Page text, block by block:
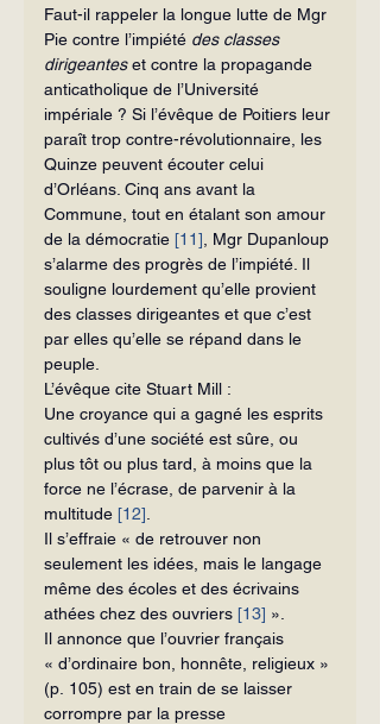
Faut-il rappeler la longue lutte de Mgr
Pie contre l’impiété des classes
dirigeantes et contre la propagande
anticatholique de l’Université
impériale ? Si l’évêque de Poitiers leur
paraît trop contre-révolutionnaire, les
Quinze peuvent écouter celui
d’Orléans. Cinq ans avant la
Commune, tout en étalant son amour
de la démocratie [11] , Mgr Dupanloup
s’alarme des progrès de l’impiété. Il
souligne lourdement qu’elle provient
des classes dirigeantes et que c’est
par elles qu’elle se répand dans le
peuple.
L’évêque cite Stuart Mill :
Une croyance qui a gagné les esprits
cultivés d’une société est sûre, ou
plus tôt ou plus tard, à moins que la
force ne l’écrase, de parvenir à la
multitude [12]
Il s’effraie « de retrouver non
seulement les idées, mais le langage
même des écoles et des écrivains
athées chez des ouvriers [13] ».
Il annonce que l’ouvrier français
« d’ordinaire bon, honnête, religieux »
(p. 105) est en train de se laisser
corrompre par la presse